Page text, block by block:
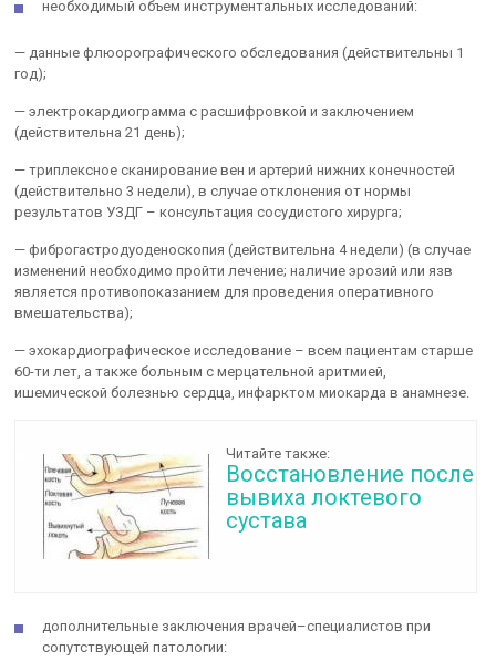
необходимый объем инструментальных исследований:
— данные флюорографического обследования (действительны 1
год);
— электрокардиограмма с расшифровкой и заключением
(действительна 21 день);
— триплексное сканирование вен и артерий нижних конечностей
(действительно 3 недели), в случае отклонения от нормы
результатов УЗДГ – консультация сосудистого хирурга;
— фиброгастродуоденоскопия (действительна 4 недели) (в случае
изменений необходимо пройти лечение; наличие эрозий или язв
является противопоказанием для проведения оперативного
вмешательства);
— эхокардиографическое исследование – всем пациентам старше
60-ти лет, а также больным с мерцательной аритмией,
ишемической болезнью сердца, инфарктом миокарда в анамнезе.
Читайте также:
Восстановление после
вывиха локтевого
сустава
дополнительные заключения врачей–специалистов при
сопутствующей патологии: